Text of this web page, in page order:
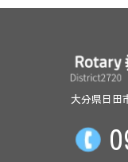
大分県日田